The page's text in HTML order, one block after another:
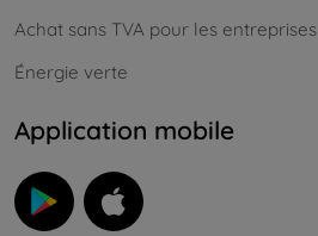
Achat sans TVA pour les entreprises
Énergie verte
Application mobile